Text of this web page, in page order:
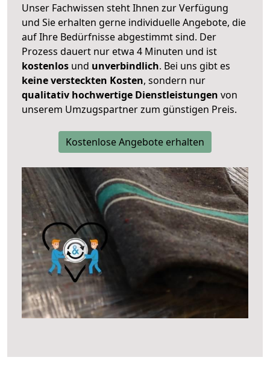
Unser Fachwissen steht Ihnen zur Verfügung
und Sie erhalten gerne individuelle Angebote, die
auf Ihre Bedürfnisse abgestimmt sind. Der
Prozess dauert nur etwa 4 Minuten und ist
kostenlos und unverbindlich. Bei uns gibt es
keine versteckten Kosten, sondern nur
qualitativ hochwertige Dienstleistungen von
unserem Umzugspartner zum günstigen Preis.
Kostenlose Angebote erhalten